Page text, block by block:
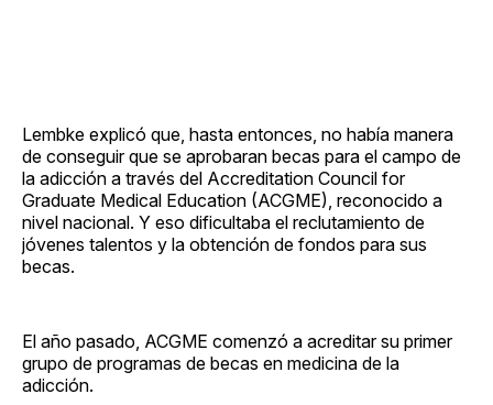
Lembke explicó que, hasta entonces, no había manera
de conseguir que se aprobaran becas para el campo de
la adicción a través del Accreditation Council for
Graduate Medical Education (ACGME), reconocido a
nivel nacional. Y eso dificultaba el reclutamiento de
jóvenes talentos y la obtención de fondos para sus
becas.
El año pasado, ACGME comenzó a acreditar su primer
grupo de programas de becas en medicina de la
adicción.